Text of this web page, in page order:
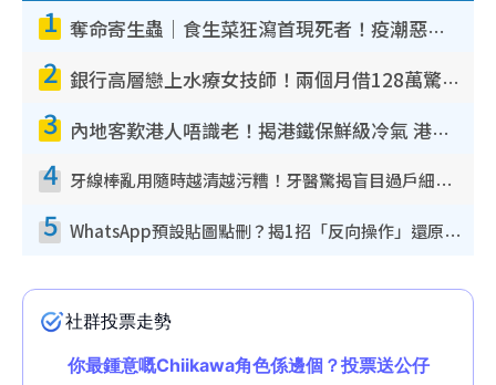
1 奪命寄生蟲｜食生菜狂瀉首現死者！疫潮惡化錄1.8萬宗病例 揭洗菜3大謬誤
2 銀行高層戀上水療女技師！兩個月借128萬驚覺「沉船」沉落火海 揭背後疑似邪教操控賣淫
3 內地客歎港人唔識老！揭港鐵保鮮級冷氣 港人求放過：咪投訴
4 牙線棒亂用隨時越清越污糟！牙醫驚揭盲目過戶細菌恐致蛀牙：呢種先係日常真保養
5 WhatsApp預設貼圖點刪？揭1招「反向操作」還原簡潔介面 附3步實測教學